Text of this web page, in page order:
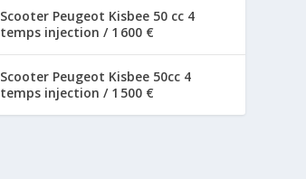
Scooter Peugeot Kisbee 50 cc 4
temps injection / 1 600 €
Scooter Peugeot Kisbee 50cc 4
temps injection / 1 500 €